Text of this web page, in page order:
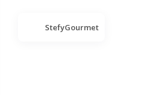
StefyGourmet